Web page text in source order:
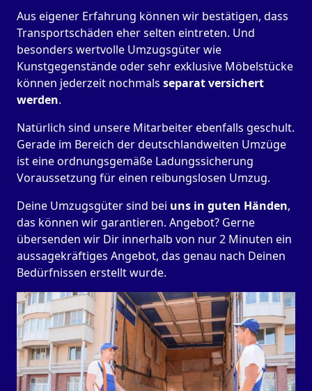
Aus eigener Erfahrung können wir bestätigen, dass
Transportschäden eher selten eintreten. Und
besonders wertvolle Umzugsgüter wie
Kunstgegenstände oder sehr exklusive Möbelstücke
können jederzeit nochmals separat versichert
werden.
Natürlich sind unsere Mitarbeiter ebenfalls geschult.
Gerade im Bereich der deutschlandweiten Umzüge
ist eine ordnungsgemäße Ladungssicherung
Voraussetzung für einen reibungslosen Umzug.
Deine Umzugsgüter sind bei uns in guten Händen,
das können wir garantieren. Angebot? Gerne
übersenden wir Dir innerhalb von nur 2 Minuten ein
aussagekräftiges Angebot, das genau nach Deinen
Bedürfnissen erstellt wurde.